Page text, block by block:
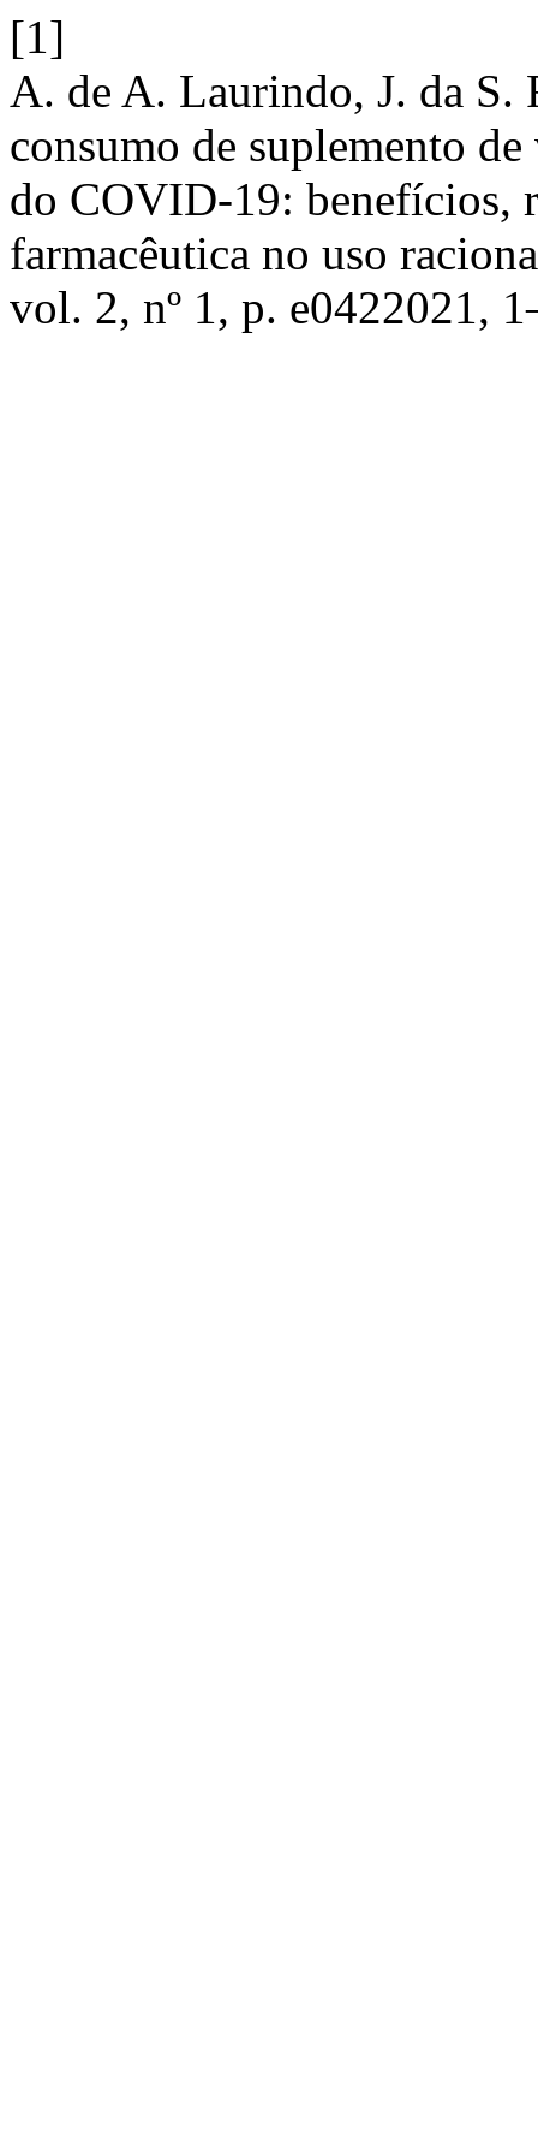
[1]
A. de A. Laurindo, J. da S.
consumo de suplemento
do COVID-19: benefícios,
farmacêutica no uso
vol. 2, nº 1, p. e0422021,